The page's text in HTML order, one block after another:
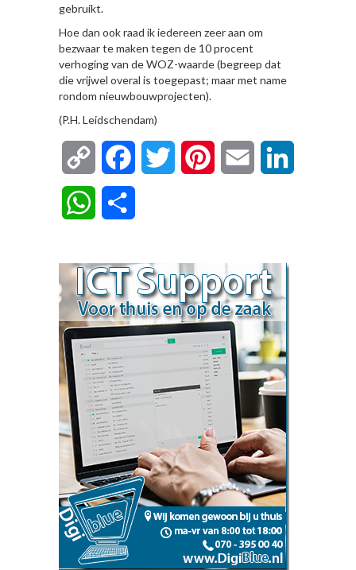
gebruikt.
Hoe dan ook raad ik iedereen zeer aan om
bezwaar te maken tegen de 10 procent
verhoging van de WOZ-waarde (begreep dat
die vrijwel overal is toegepast; maar met name
rondom nieuwbouwprojecten).
(P.H. Leidschendam)
Copy
Link
FacebookTwitter Pinterest Email
WhatsApp